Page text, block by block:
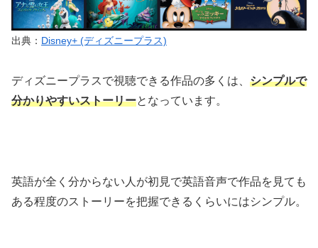
出典： Disney+ (ディズニープラス)
ディズニープラスで視聴できる作品の多くは、 シンプルで
分かりやすいストーリーとなっています。
英語が全く分からない人が初見で英語音声で作品を見ても
ある程度のストーリーを把握できるくらいにはシンプル。